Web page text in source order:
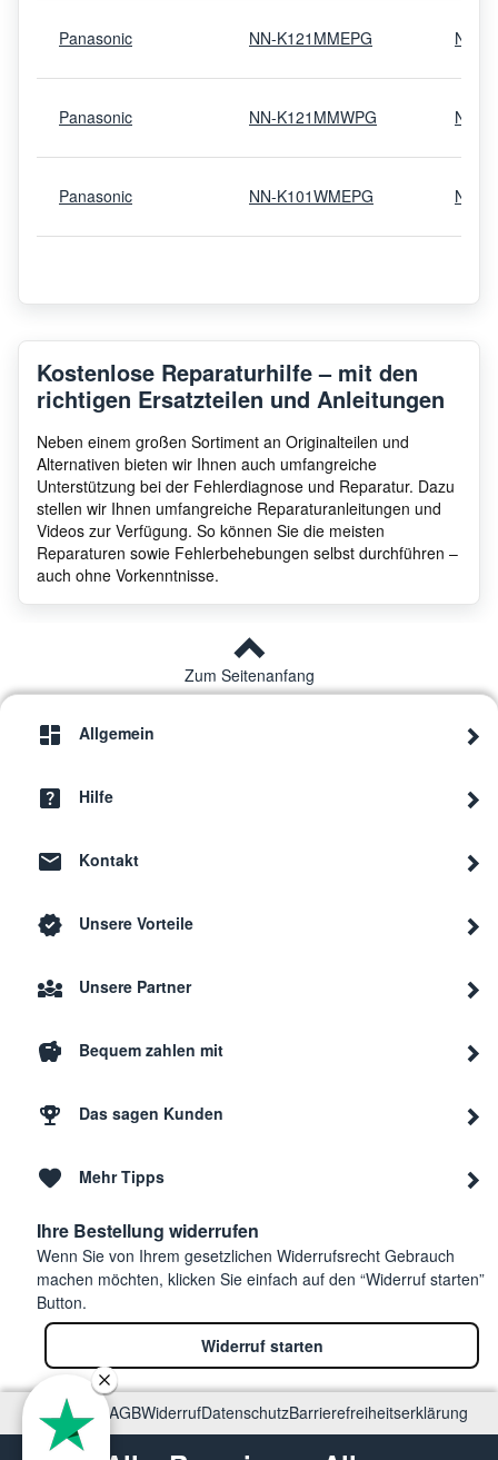
Panasonic NN-K121MMEPG
Panasonic NN-K121MMWPG
Panasonic NN-K101WMEPG
Panasonic NN-E289MMBPQ
Panasonic NN-K105W
nnk602
Panasonic
Panasonic
Panasonic
Panasonic nn5000
Panasonic
Panasonic
Kostenlose Reparaturhilfe – mit den
richtigen Ersatzteilen und Anleitungen
Neben einem großen Sortiment an Originalteilen und
Alternativen bieten wir Ihnen auch umfangreiche
Unterstützung bei der Fehlerdiagnose und Reparatur. Dazu
stellen wir Ihnen umfangreiche Reparaturanleitungen und
Videos zur Verfügung. So können Sie die meisten
Reparaturen sowie Fehlerbehebungen selbst durchführen –
auch ohne Vorkenntnisse.
Zum Seitenanfang
Allgemein
Hilfe
Kontakt
Unsere Vorteile
Unsere Partner
Bequem zahlen mit
Das sagen Kunden
Mehr Tipps
Ihre Bestellung widerrufen
Wenn Sie von Ihrem gesetzlichen Widerrufsrecht Gebrauch
machen möchten, klicken Sie einfach auf den “Widerruf starten”
Button.
Widerruf starten
ImpressumAGBWiderrufDatenschutzBarrierefreiheitserklärung